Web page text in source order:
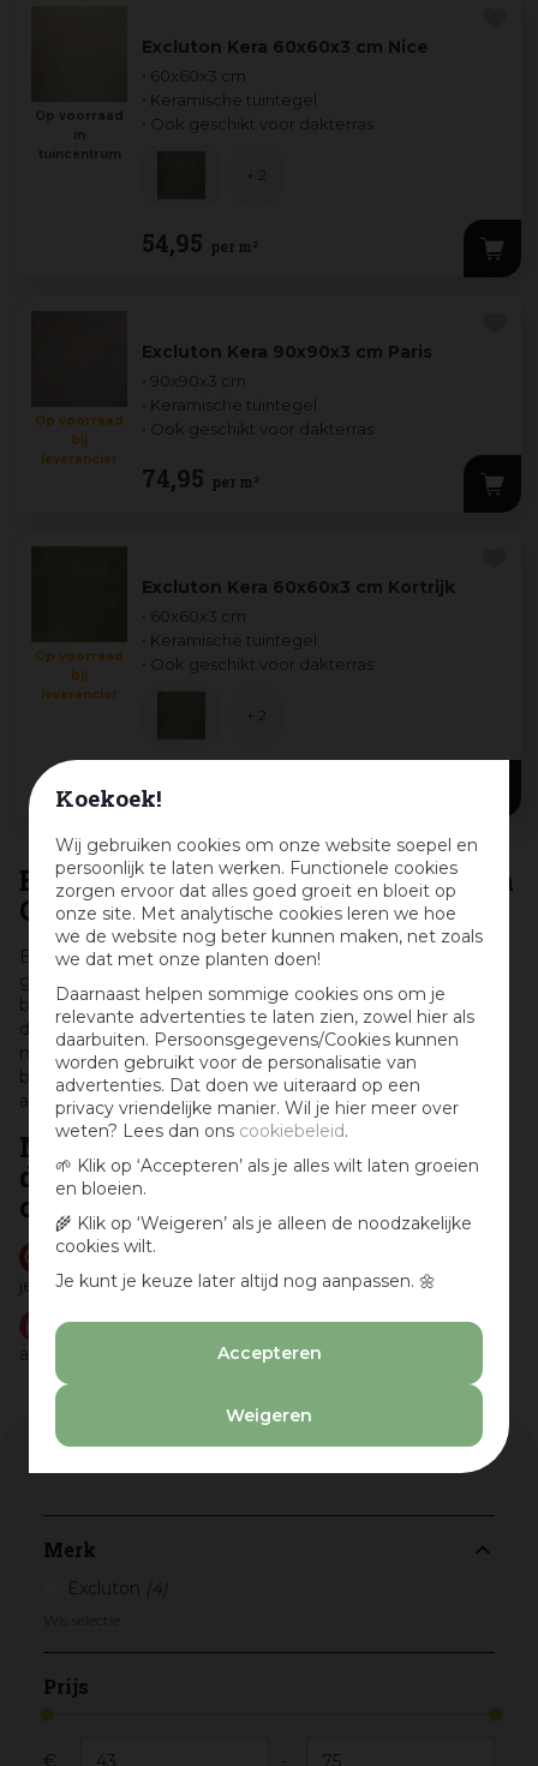
Koekoek!
Wij gebruiken cookies om onze website soepel en
persoonlijk te laten werken. Functionele cookies
zorgen ervoor dat alles goed groeit en bloeit op
onze site. Met analytische cookies leren we hoe
we de website nog beter kunnen maken, net zoals
we dat met onze planten doen!
Daarnaast helpen sommige cookies ons om je
relevante advertenties te laten zien, zowel hier als
daarbuiten. Persoonsgegevens/Cookies kunnen
worden gebruikt voor de personalisatie van
advertenties. Dat doen we uiteraard op een
privacy vriendelijke manier. Wil je hier meer over
weten? Lees dan ons cookiebeleid.
🌱 Klik op ‘Accepteren’ als je alles wilt laten groeien
en bloeien.
🌾 Klik op ‘Weigeren’ als je alleen de noodzakelijke
cookies wilt.
Je kunt je keuze later altijd nog aanpassen. 🌼
Accepteren
Weigeren
Excluton Kera 60x60x3 cm Nice
• 60x60x3 cm
• Keramische tuintegel
• Ook geschikt voor dakterras
Op voorraad
in
tuincentrum
54,95 per m²
+ 2
Excluton Kera 90x90x3 cm Paris
• 90x90x3 cm
• Keramische tuintegel
• Ook geschikt voor dakterras
Op voorraad
bij
leverancier
74,95 per m²
Excluton Kera 60x60x3 cm Kortrijk
• 60x60x3 cm
• Keramische tuintegel
• Ook geschikt voor dakterras
Op voorraad
bij
leverancier
54
+ 2
Balkontegels kopen bij tuincentrum
Osdorp in Amsterdam
Balkontegels kopen? Dat is makkelijker gezegd dan
gedaan! Hoewel je slechts een klein oppervlak hoeft te
bestraten, wil je toch zeker zijn van een mooie balkonvloer
die makkelijk te leggen is, niet te zwaar is en lang
meegaat. Deze geselecteerde balkontegels uit het
bestrating assortiment van tuincentrum Osdorp voldoen
aan al deze voorwaarden.
Meer inspiratie voor je balkon of
dakterras en leuke aanbiedingen
ontvangen?
Volgons pinbord met inspiratie
je tuin tot leven!
Schrijf je in voorde nieuwsbriefmet aanbiedingen,
aankondigingen van leuke activiteiten en handige tips.
Merk
Excluton (4)
Prijs
€ -